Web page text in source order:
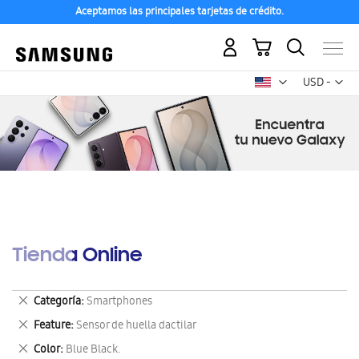
Aceptamos las principales tarjetas de crédito.
USD -
dólar
Mi carrito
Tienda Online
Categoría Smartphones
Eliminar
este
artículo
Feature Sensor de huella dactilar
Eliminar
este
Color Blue Black.
Eliminar